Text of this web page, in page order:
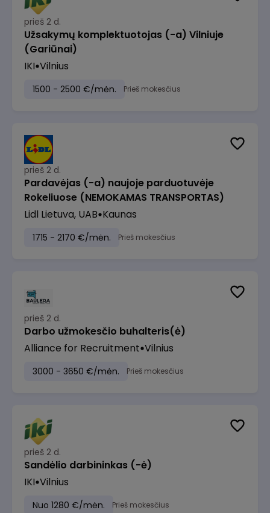
prieš 2 d.
Užsakymų komplektuotojas (-a) Vilniuje
(Gariūnai)
IKI Vilnius
1500 - 2500 €/mėn. Prieš mokesčius
prieš 2 d.
Pardavėjas (-a) naujoje parduotuvėje
Rokeliuose (NEMOKAMAS TRANSPORTAS)
Lidl Lietuva, UAB Kaunas
1715 - 2170 €/mėn. Prieš mokesčius
prieš 2 d.
Darbo užmokesčio buhalteris(ė)
Alliance for Recruitment Vilnius
3000 - 3650 €/mėn. Prieš mokesčius
prieš 2 d.
Sandėlio darbininkas (-ė)
IKI Vilnius
Nuo 1280 €/mėn. Prieš mokesčius